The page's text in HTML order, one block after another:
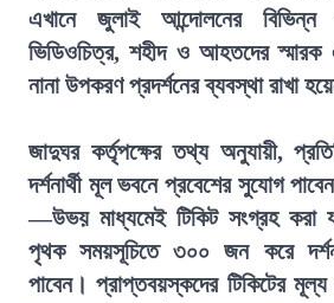
এখানে জুলাই আন্দোলনের
ভিডিওচিত্র, শহীদ ও আহতদের স্মারক
নানা উপকরণ প্রদর্শনের ব্যবস্থা রাখা
জাদুঘর কর্তৃপক্ষের তথ্য অনুযায়ী,
দর্শনার্থী মূল ভবনে প্রবেশের সুযোগ
—উভয় মাধ্যমেই টিকিট সংগ্রহ করা
পৃথক সময়সূচিতে ৩০০ জন করে
পাবেন। প্রাপ্তবয়স্কদের টিকিটের